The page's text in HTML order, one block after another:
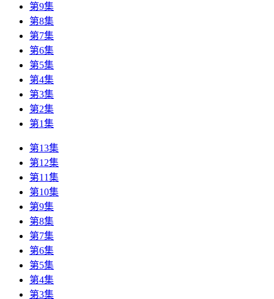
第9集
第8集
第7集
第6集
第5集
第4集
第3集
第2集
第1集
第13集
第12集
第11集
第10集
第9集
第8集
第7集
第6集
第5集
第4集
第3集